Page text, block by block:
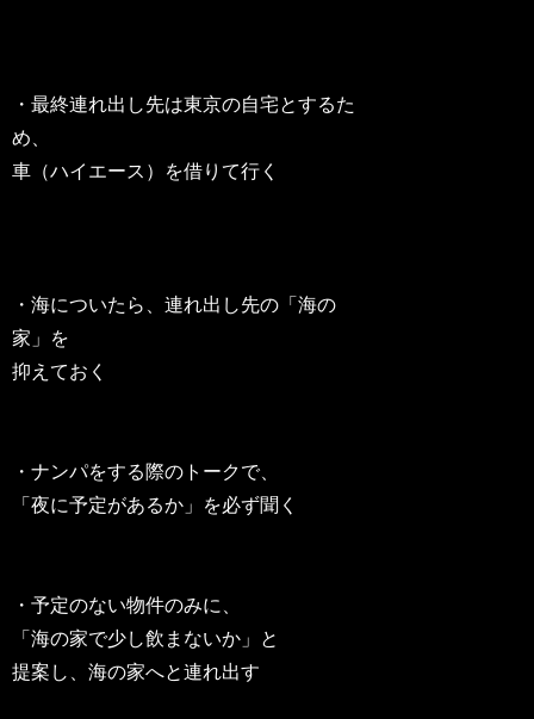
・最終連れ出し先は東京の自宅とするた
め、
車（ハイエース）を借りて行く
・海についたら、連れ出し先の「海の
家」を
抑えておく
・ナンパをする際のトークで、
「夜に予定があるか」を必ず聞く
・予定のない物件のみに、
「海の家で少し飲まないか」と
提案し、海の家へと連れ出す